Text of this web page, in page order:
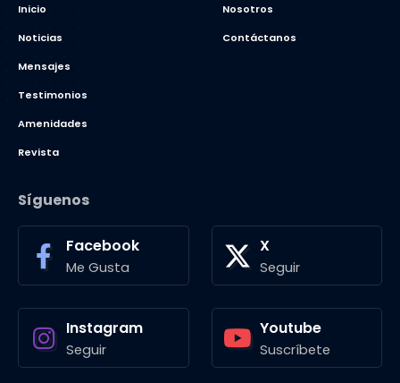
Inicio
Noticias
Mensajes
Testimonios
Amenidades
Revista
Nosotros
Contáctanos
Síguenos
Facebook
Me Gusta
X
Seguir
Instagram
Seguir
Youtube
Suscríbete